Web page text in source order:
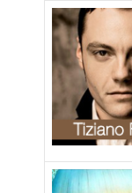
Trastevere